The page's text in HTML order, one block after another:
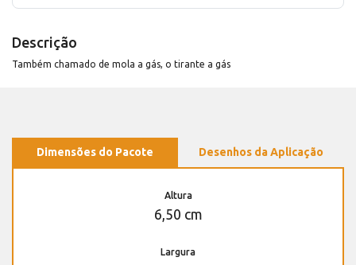
Descrição
Também chamado de mola a gás, o tirante a gás
Dimensões do Pacote Desenhos da Aplicação
Altura
6,50 cm
Largura